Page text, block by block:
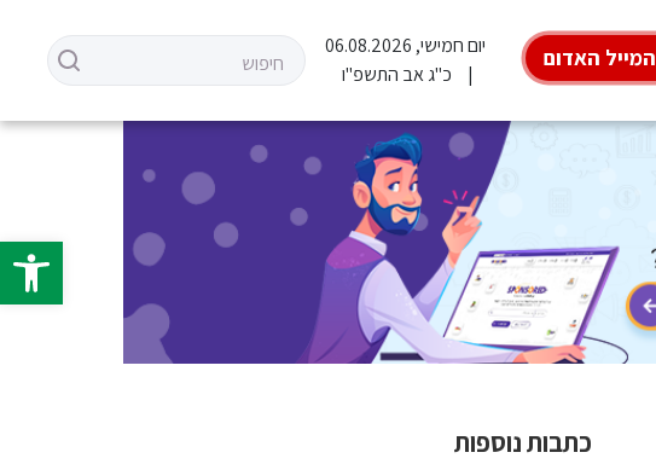
פתח
המייל האדום
יום חמישי, 06.08.2026
כ"ג אב התשפ"ו
כתבות נוספות